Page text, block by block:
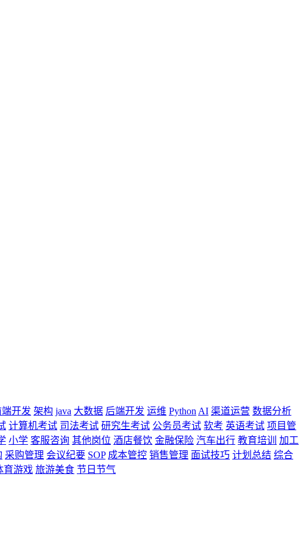
开发 架构 java 大数据 后端开发 运维 Python AI 渠道运营 数据分析
计算机考试 司法考试 研究生考试 公务员考试 软考 英语考试 项目管
小学 客服咨询 其他岗位 酒店餐饮 金融保险 汽车出行 教育培训
加工
采购管理 会议纪要 SOP 成本管控 销售管理 面试技巧 计划总结 综合
育游戏 旅游美食 节日节气